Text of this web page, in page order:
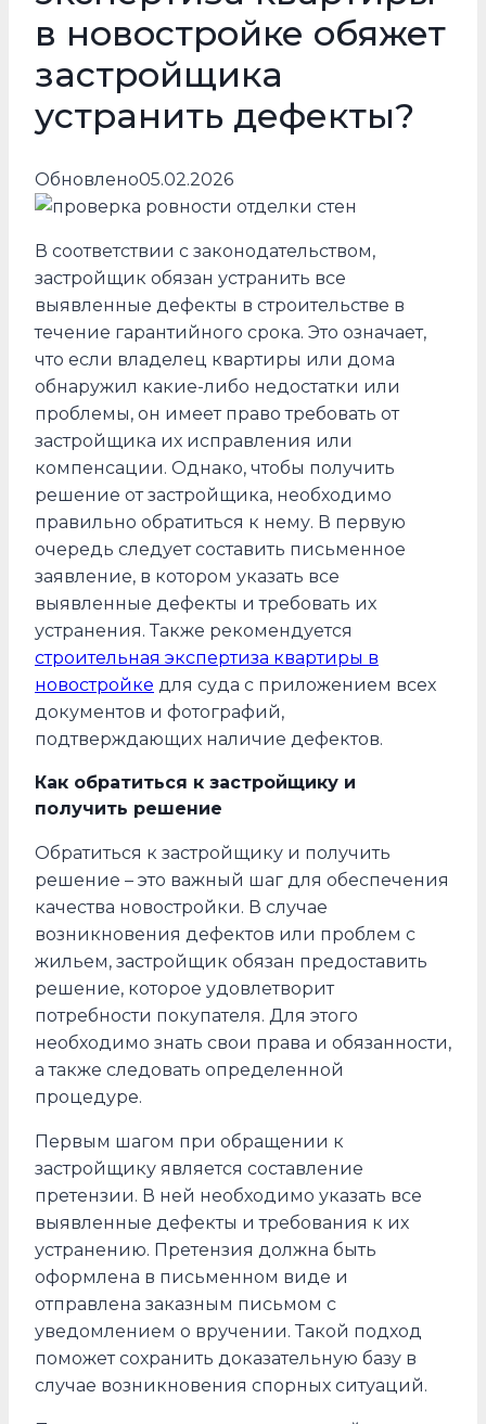
в новостройке обяжет
застройщика
устранить дефекты?
Обновлено05.02.2026
В соответствии с законодательством,
застройщик обязан устранить все
выявленные дефекты в строительстве в
течение гарантийного срока. Это означает,
что если владелец квартиры или дома
обнаружил какие-либо недостатки или
проблемы, он имеет право требовать от
застройщика их исправления или
компенсации. Однако, чтобы получить
решение от застройщика, необходимо
правильно обратиться к нему. В первую
очередь следует составить письменное
заявление, в котором указать все
выявленные дефекты и требовать их
устранения. Также рекомендуется
строительная экспертиза квартиры в
новостройке для суда с приложением всех
документов и фотографий,
подтверждающих наличие дефектов.
Как обратиться к застройщику и
получить решение
Обратиться к застройщику и получить
решение – это важный шаг для обеспечения
качества новостройки. В случае
возникновения дефектов или проблем с
жильем, застройщик обязан предоставить
решение, которое удовлетворит
потребности покупателя. Для этого
необходимо знать свои права и обязанности,
а также следовать определенной
процедуре.
Первым шагом при обращении к
застройщику является составление
претензии. В ней необходимо указать все
выявленные дефекты и требования к их
устранению. Претензия должна быть
оформлена в письменном виде и
отправлена заказным письмом с
уведомлением о вручении. Такой подход
поможет сохранить доказательную базу в
случае возникновения спорных ситуаций.